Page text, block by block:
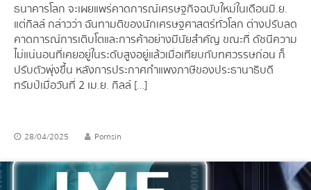
ธนาคารโลก จะเผยแพร่คาดการณ์เศรษฐกิจฉบับใหม่ในเดือนมิ.ย.
แต่กิลล์ กล่าวว่า ฉันทามติของนักเศรษฐศาสตร์ทั่วโลก ต่างปรับลด
คาดการณ์การเติบโตและการค้าอย่างมีนัยสำคัญ ขณะที่ ดัชนีความ
ไม่แน่นอนที่เคยอยู่ในระดับสูงอยู่แล้วเมื่อเทียบกับทศวรรษก่อน ก็
ปรับตัวพุ่งขึ้น หลังการประกาศกำแพงภาษีของประธานาธิบดี
ทรัมป์เมื่อวันที่ 2 เม.ย. กิลล์ […]
28/04/2025 Pornsin